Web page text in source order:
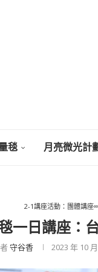
毯 月亮微光計
2-1講座活動：團體講座
一日講座：
守谷香 2023 年 10